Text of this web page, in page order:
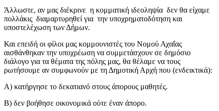
Άλλωστε, αν μας διέκρινε η κομματική ιδεοληψία δεν θα είχαμε
πολλάκις διαμαρτυρηθεί για την υποχρηματοδότηση και
υποστελέχωση των Δήμων.
Και επειδή οι φίλοι μας κομμουνιστές του Νομού Αχαΐας
αισθάνθηκαν την υποχρέωση να συμμετάσχουν σε δημόσιο
διάλογο για τα θέματα της πόλης μας, θα θέλαμε να τους
ρωτήσουμε αν συμφωνούν με τη Δημοτική Αρχή που (ενδεικτικά):
Α) κατήργησε το δεκατιανό στους άπορους μαθητές.
Β) δεν βοήθησε οικονομικά ούτε έναν άπορο.